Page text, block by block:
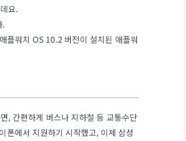
요.
.
플워치 OS 10.2 버전이 설치된 애플워
, 간편하게 버스나 지하철 등 교통수단
폰에서 지원하기 시작했고, 이제 삼성